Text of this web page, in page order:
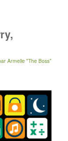
Armelle "The Boss"